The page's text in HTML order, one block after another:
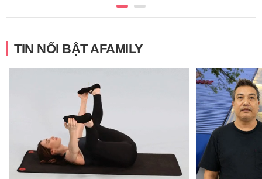
TIN NỔI BẬT AFAMILY